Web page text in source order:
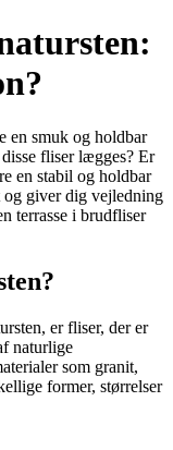
en smuk og holdbar
fliser lægges? Er
en stabil og holdbar
og giver dig vejledning
terrasse i brudfliser
er fliser, der er
naturlige
som granit,
former, størrelser